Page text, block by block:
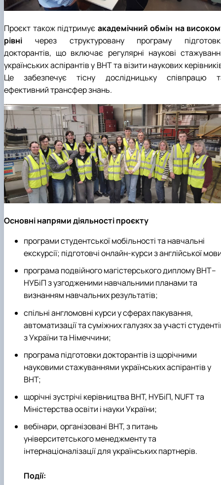
Проєкт також підтримує академічний обмін на
рівні через структуровану програму
докторантів, що включає регулярні наукові
українських аспірантів у BHT та візити наукових
Це забезпечує тісну дослідницьку співпрацю
ефективний трансфер знань.
Основні напрями діяльності проєкту
програми студентської мобільності та навчальні
екскурсії; підготовчі онлайн-курси з англійської
програма подвійного магістерського диплому BHT–
НУБіП з узгодженими навчальними планами та
визнанням навчальних результатів;
спільні англомовні курси у сферах пакування,
автоматизації та суміжних галузях за участі
з України та Німеччини;
програма підготовки докторантів із щорічними
науковими стажуваннями українських аспірантів у
BHT;
щорічні зустрічі керівництва BHT, НУБіП, NUFT та
Міністерства освіти і науки України;
вебінари, організовані BHT, з питань
університетського менеджменту та
інтернаціоналізації для українських партнерів.
Події: